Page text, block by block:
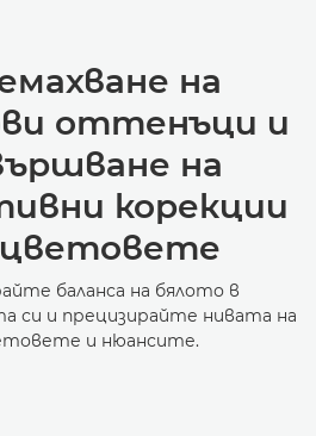
на
оттенъци и
на
корекции
баланса на бялото в
си и прецизирайте нивата на
и нюансите.